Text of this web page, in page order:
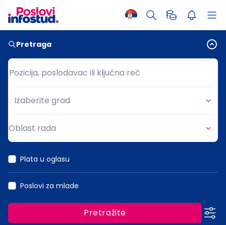
Pretraga
Pozicija, poslodavac ili ključna reč
Pozicija, poslodavac ili ključna reč
Grad
Izaberite grad
Oblast rada
Plata u oglasu
Poslovi za mlade
Pretražite